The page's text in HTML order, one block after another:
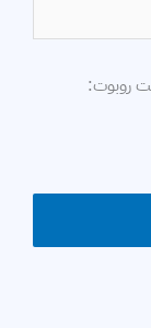
روبوت: